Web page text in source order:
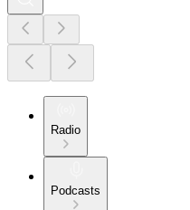
Radio
Podcasts